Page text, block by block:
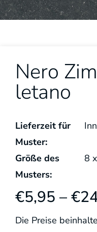
Nero
letano
Lieferzeit für
Muster:
Größe des
Musters:
8 x
€5,95 –€
Die Preise